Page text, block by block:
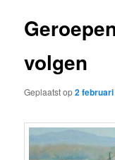
volgen
Geplaatst op2